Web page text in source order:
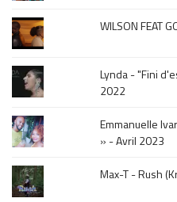
WILSON FEAT
Lynda - "Fini
2022
Emmanuelle
» - Avril 2023
Max-T - Rush